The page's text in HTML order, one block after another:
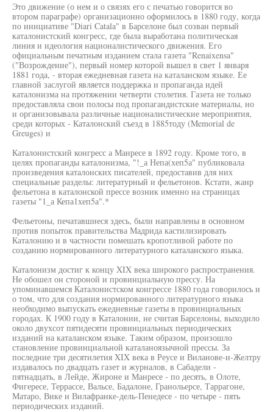
Это движение (о нем и о связях его с печатью говорится во
втором параграфе) организационно оформилось в 1880 году, когда
по инициативе "Diari Catala" в Барселоне был созван первый
каталонистский конгресс, где была выработана политическая
линия и идеология националистического движения. Его
официальным печатным изданием стала газета "Renaixensa"
("Возрождение"), первый номер которой вышел в свет 1 января
1881 года, - вторая ежедневная газета на каталанском языке. Ее
главной заслугой является поддержка и пропаганда идей
каталонизма на протяжении четверти столетия. Газета не только
предоставляла свои полосы под пропагандистские материалы, но
и организовывала различные националистические мероприятия,
среди которых - Каталонский съезд в 1885тоду (Memorial de
Greuges) и
Каталонистский конгресс а Манресе в 1892 году. Кроме того, в
целях пропаганды каталонизма, "!_а Непа(хеп5а" публиковала
произведения каталонских писателей, предоставив для них
специальные разделы: литературный и фельетонов. Кстати, жанр
фельетона в каталонской прессе возник именно на страницах
газеты "1_а Кепа1хеп5а".*
Фельетоны, печатавшиеся здесь, были направлены в основном
против попыток правительства Мадрида кастилизировать
Каталонию и в частности помешать кропотливой работе по
созданию нормированного литературного каталанского языка.
Каталонизм достиг к концу XIX века широкого распространения.
Не обошел он стороной и провинциальную прессу. На
упоминавшемся Каталонистском конгрессе 1880 года говорилось и
о том, что для создания нормированного литературного языка
необходимо выпускать ежедневные газеты в провинциальных
городах. К 1900 году в Каталонии, не считая Барселоны, выходило
около двухсот пятидесяти провинциальных периодических
изданий на каталанском языке. Таким образом, произошло
становление провинциальной каталаноязычной прессы. За
последние три десятилетия XIX века в Реусе и Виланове-и-Желтру
издавалось по двадцать газет и журналов, в Сабадели -
пятнадцать, в Лейде, Жироне и Манресе - по десять, в Олоте,
Фигересе, Террассе, Вальсе, Бадалоне, Гранольерсе, Таррагоне,
Матаро, Вике и Вилафранке-дель-Пенедесе - по четыре - пять
периодических изданий.